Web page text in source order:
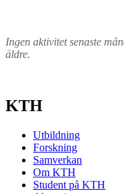
Ingen aktivitet senaste
äldre.
KTH
Utbildning
Forskning
Samverkan
Om KTH
Student på KTH